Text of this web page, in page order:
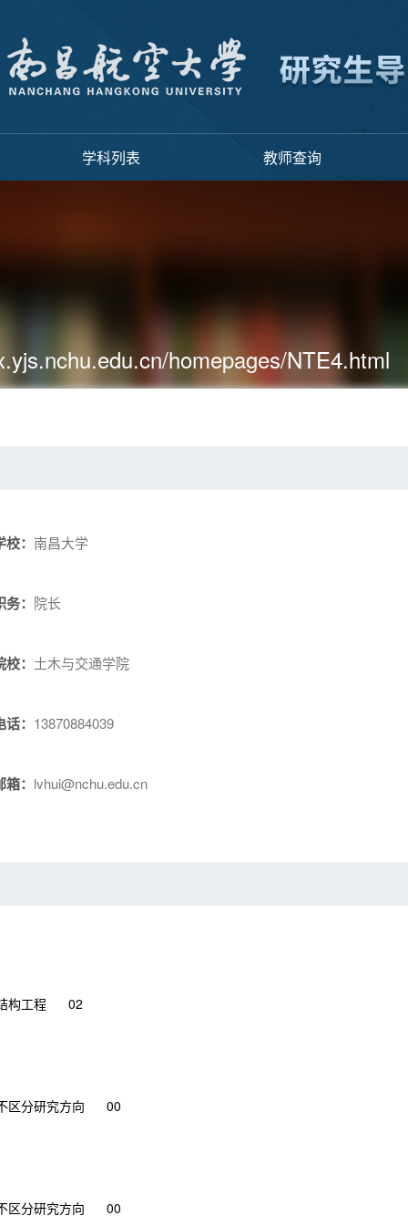
学科列表 教师查询
homepages/NTE4.html
： 南昌大学
： 院长
： 土木与交通学院
： 13870884039
： lvhui@nchu.edu.cn
构工程 02
区分研究方向 00
区分研究方向 00